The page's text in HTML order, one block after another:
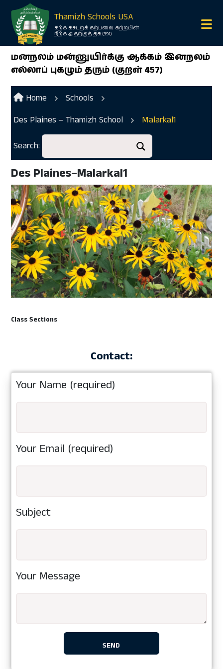
Thamizh Schools USA
கற்க கசடறக் கற்பவை கற்றபின்
நிற்க அதற்குத் தக.(391)
×
மனநலம் மன்னுயிர்க்கு ஆக்கம் இனநலம்
எல்லாப் புகழும் தரும் (குறள் 457)
Home
Schools
Des Plaines – Thamizh School
Malarkal1
Search:
Des Plaines–Malarkal1
Class Sections
Contact:
Your Name (required)
Your Email (required)
Subject
Your Message